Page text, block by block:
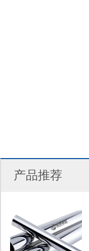
产品推荐